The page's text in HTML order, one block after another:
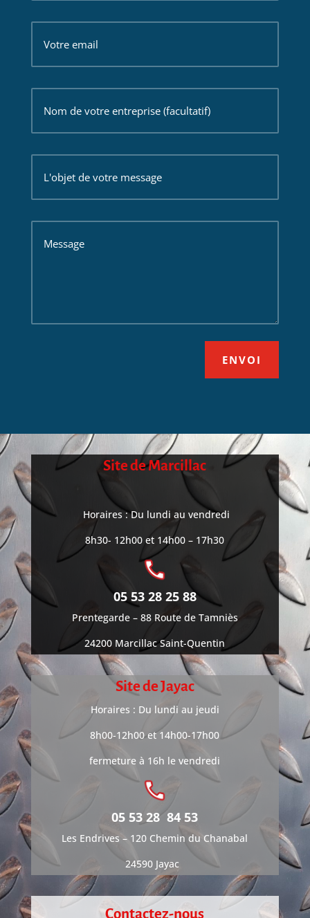
ENVOI
Site de Marcillac
Horaires : Du lundi au vendredi
8h30- 12h00 et 14h00 – 17h30
05 53 28 25 88
Prentegarde – 88 Route de Tamniès
24200 Marcillac Saint-Quentin
Site de Jayac
Horaires : Du lundi au jeudi
8h00-12h00 et 14h00-17h00
fermeture à 16h le vendredi
05 53 28 84 53
Les Endrives – 120 Chemin du Chanabal
24590 Jayac
Contactez-nous